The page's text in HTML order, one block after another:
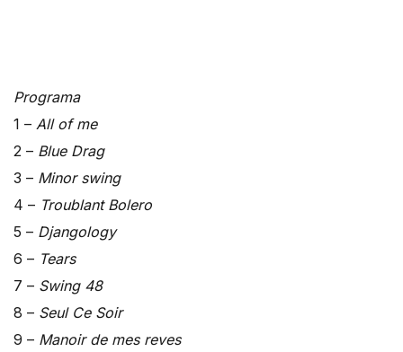
Programa
1 – All of me
2 – Blue Drag
3 – Minor swing
4 – Troublant Bolero
5 – Djangology
6 – Tears
7 – Swing 48
8 – Seul Ce Soir
9 – Manoir de mes reves